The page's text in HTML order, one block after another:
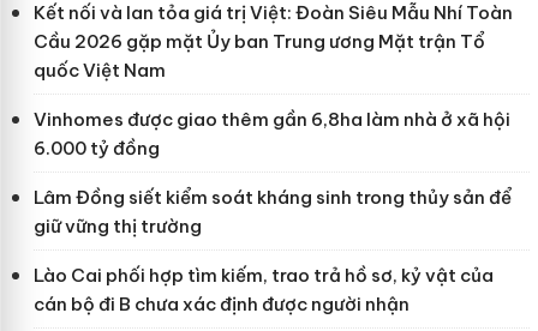
Kết nối và lan tỏa giá trị Việt: Đoàn Siêu Mẫu Nhí Toàn
Cầu 2026 gặp mặt Ủy ban Trung ương Mặt trận Tổ
quốc Việt Nam
Vinhomes được giao thêm gần 6,8ha làm nhà ở xã hội
6.000 tỷ đồng
Lâm Đồng siết kiểm soát kháng sinh trong thủy sản để
giữ vững thị trường
Lào Cai phối hợp tìm kiếm, trao trả hồ sơ, kỷ vật của
cán bộ đi B chưa xác định được người nhận